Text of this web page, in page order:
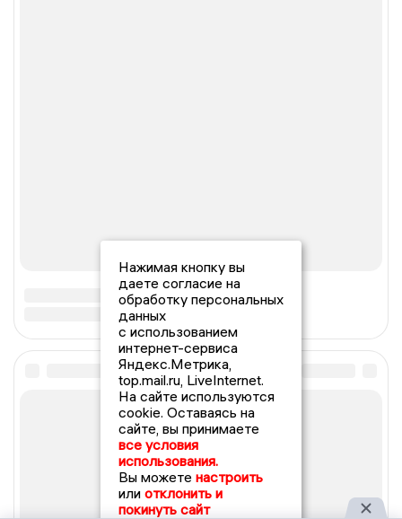
Нажимая кнопку вы
даете согласие на
обработку персональных
данных
с использованием
интернет-сервиса
Яндекс.Метрика,
top.mail.ru, LiveInternet.
На сайте используются
cookie. Оставаясь на
сайте, вы принимаете
все условия
использования.
Вы можете настроить
или отклонить и
покинуть сайт